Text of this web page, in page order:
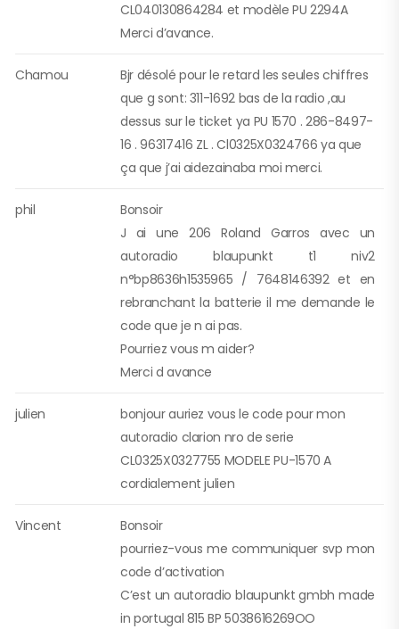
CL040130864284 et modèle PU 2294A
Merci d’avance.
Chamou
Bjr désolé pour le retard les seules chiffres
que g sont: 311-1692 bas de la radio ,au
dessus sur le ticket ya PU 1570 . 286-8497-
16 . 96317416 ZL . Cl0325X0324766 ya que
ça que j’ai aidezainaba moi merci.
phil
Bonsoir
J ai une 206 Roland Garros avec un
autoradio blaupunkt t1 niv2
n°bp8636h1535965 / 7648146392 et en
rebranchant la batterie il me demande le
code que je n ai pas.
Pourriez vous m aider?
Merci d avance
julien
bonjour auriez vous le code pour mon
autoradio clarion nro de serie
CL0325X0327755 MODELE PU-1570 A
cordialement julien
Vincent
Bonsoir
pourriez-vous me communiquer svp mon
code d’activation
C’est un autoradio blaupunkt gmbh made
in portugal 815 BP 5038616269OO